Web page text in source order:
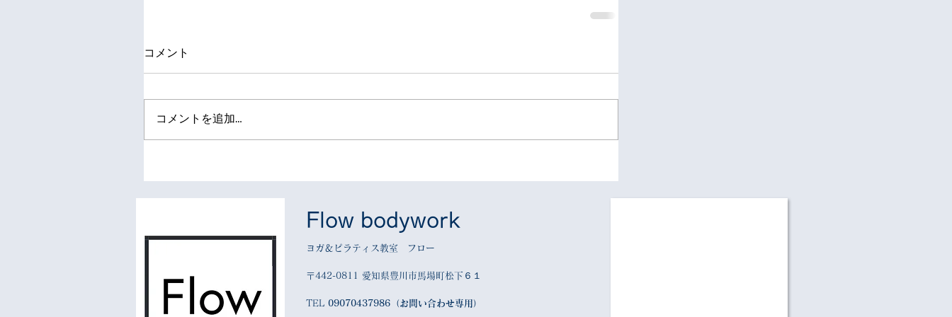
コメント
コメントを追加…
Flow bodywork
ヨガ＆ピラティス教室 フロー
〒442-0811 愛知県豊川市馬場町松下６１
TEL 09070437986（お問い合わせ専用）